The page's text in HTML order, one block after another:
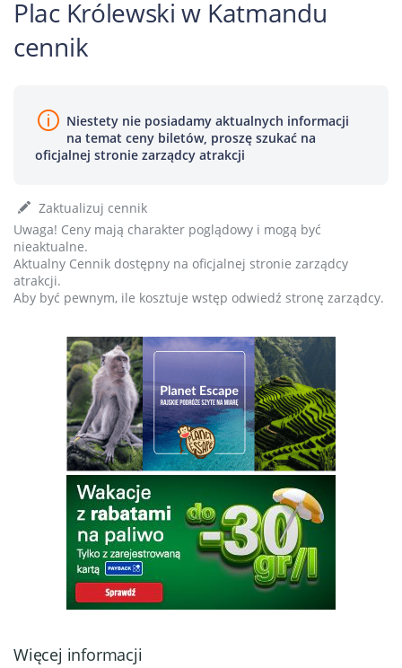
Plac Królewski w Katmandu
cennik
Niestety nie posiadamy aktualnych informacji
na temat ceny biletów, proszę szukać na
oficjalnej stronie zarządcy atrakcji
Zaktualizuj cennik
Uwaga! Ceny mają charakter poglądowy i mogą być
nieaktualne.
Aktualny Cennik dostępny na oficjalnej stronie zarządcy
atrakcji.
Aby być pewnym, ile kosztuje wstęp odwiedź stronę zarządcy.
Więcej informacji